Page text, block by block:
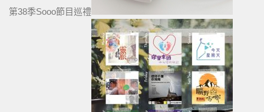
第38季Sooo節目巡禮